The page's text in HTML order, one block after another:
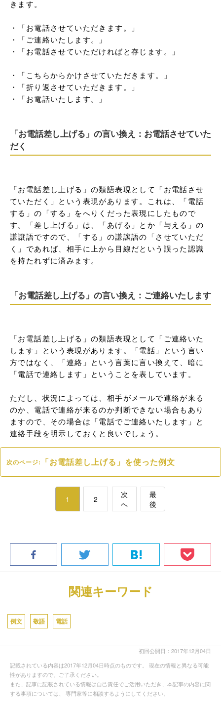
きます。
・「お電話させていただきます。」
・「ご連絡いたします。」
・「お電話させていただければと存じます。」
・「こちらからかけさせていただきます。」
・「折り返させていただきます。」
・「お電話いたします。」
「お電話差し上げる」の言い換え：お電話させていた
だく
「お電話差し上げる」の類語表現として「お電話させ
ていただく」という表現があります。これは、「電話
する」の「する」をへりくだった表現にしたもので
す。「差し上げる」は、「あげる」とか「与える」の
謙譲語ですので、「する」の謙譲語の「させていただ
く」であれば、相手に上から目線だという誤った認識
を持たれずに済みます。
「お電話差し上げる」の言い換え：ご連絡いたします
「お電話差し上げる」の類語表現として「ご連絡いた
します」という表現があります。「電話」という言い
方ではなく、「連絡」という言葉に言い換えて、暗に
「電話で連絡します」ということを表しています。
ただし、状況によっては、相手がメールで連絡が来る
のか、電話で連絡が来るのか判断できない場合もあり
ますので、その場合は「電話でご連絡いたします」と
連絡手段を明示しておくと良いでしょう。
次のページ: 「お電話差し上げる」を使った例文
1 2
次
へ
最
後
関連キーワード
例文 敬語 電話
初回公開日：2017年12月04日
記載されている内容は2017年12月04日時点のものです。 現在の情報と異なる可能
性がありますので、ご了承ください。
また、記事に記載されている情報は自己責任でご活用いただき、本記事の内容に関
する事項については、 専門家等に相談するようにしてください。